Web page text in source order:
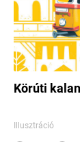
Körúti
Illusztráció